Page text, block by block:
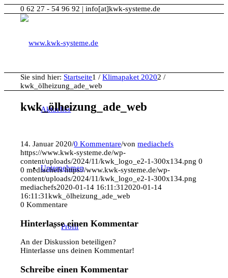
0 62 27 - 54 96 92 | info[at]kwk-systeme.de
Aktuelles
Unternehmen
Profil
Sie sind hier: Startseite1 / Klimapaket 20202 /
kwk_ölheizung_ade_web
kwk_ölheizung_ade_web
14. Januar 2020/0 Kommentare/vonmediachefs
https://www.kwk-systeme.de/wp-
content/uploads/2024/11/kwk_logo_e2-1-300x134.png 0
0 mediachefs https://www.kwk-systeme.de/wp-
content/uploads/2024/11/kwk_logo_e2-1-300x134.png
mediachefs2020-01-14 16:11:312020-01-14
16:11:31kwk_ölheizung_ade_web
0 Kommentare
Hinterlasse einen Kommentar
An der Diskussion beteiligen?
Hinterlasse uns deinen Kommentar!
Schreibe einen Kommentar